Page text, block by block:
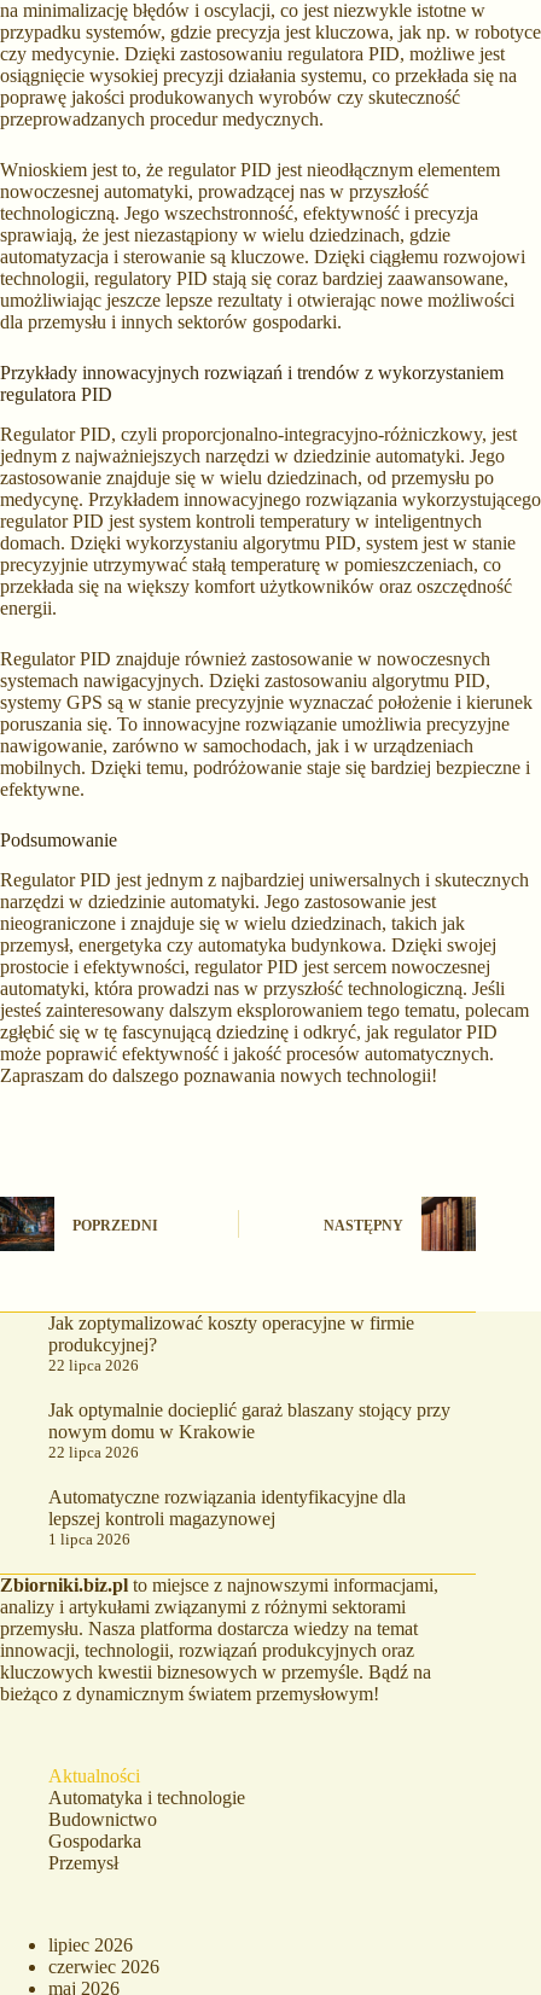
na minimalizację błędów i oscylacji, co jest niezwykle istotne w
przypadku systemów, gdzie precyzja jest kluczowa, jak np. w robotyce
czy medycynie. Dzięki zastosowaniu regulatora PID, możliwe jest
osiągnięcie wysokiej precyzji działania systemu, co przekłada się na
poprawę jakości produkowanych wyrobów czy skuteczność
przeprowadzanych procedur medycznych.
Wnioskiem jest to, że regulator PID jest nieodłącznym elementem
nowoczesnej automatyki, prowadzącej nas w przyszłość
technologiczną. Jego wszechstronność, efektywność i precyzja
sprawiają, że jest niezastąpiony w wielu dziedzinach, gdzie
automatyzacja i sterowanie są kluczowe. Dzięki ciągłemu rozwojowi
technologii, regulatory PID stają się coraz bardziej zaawansowane,
umożliwiając jeszcze lepsze rezultaty i otwierając nowe możliwości
dla przemysłu i innych sektorów gospodarki.
Przykłady innowacyjnych rozwiązań i trendów z wykorzystaniem
regulatora PID
Regulator PID, czyli proporcjonalno-integracyjno-różniczkowy, jest
jednym z najważniejszych narzędzi w dziedzinie automatyki. Jego
zastosowanie znajduje się w wielu dziedzinach, od przemysłu po
medycynę. Przykładem innowacyjnego rozwiązania wykorzystującego
regulator PID jest system kontroli temperatury w inteligentnych
domach. Dzięki wykorzystaniu algorytmu PID, system jest w stanie
precyzyjnie utrzymywać stałą temperaturę w pomieszczeniach, co
przekłada się na większy komfort użytkowników oraz oszczędność
energii.
Regulator PID znajduje również zastosowanie w nowoczesnych
systemach nawigacyjnych. Dzięki zastosowaniu algorytmu PID,
systemy GPS są w stanie precyzyjnie wyznaczać położenie i kierunek
poruszania się. To innowacyjne rozwiązanie umożliwia precyzyjne
nawigowanie, zarówno w samochodach, jak i w urządzeniach
mobilnych. Dzięki temu, podróżowanie staje się bardziej bezpieczne i
efektywne.
Podsumowanie
Regulator PID jest jednym z najbardziej uniwersalnych i skutecznych
narzędzi w dziedzinie automatyki. Jego zastosowanie jest
nieograniczone i znajduje się w wielu dziedzinach, takich jak
przemysł, energetyka czy automatyka budynkowa. Dzięki swojej
prostocie i efektywności, regulator PID jest sercem nowoczesnej
automatyki, która prowadzi nas w przyszłość technologiczną. Jeśli
jesteś zainteresowany dalszym eksplorowaniem tego tematu, polecam
zgłębić się w tę fascynującą dziedzinę i odkryć, jak regulator PID
może poprawić efektywność i jakość procesów automatycznych.
Zapraszam do dalszego poznawania nowych technologii!
POPRZEDNI NASTĘPNY
Jak zoptymalizować koszty operacyjne w firmie
produkcyjnej?
22 lipca 2026
Jak optymalnie docieplić garaż blaszany stojący przy
nowym domu w Krakowie
22 lipca 2026
Automatyczne rozwiązania identyfikacyjne dla
lepszej kontroli magazynowej
1 lipca 2026
Zbiorniki.biz.pl to miejsce z najnowszymi informacjami,
analizy i artykułami związanymi z różnymi sektorami
przemysłu. Nasza platforma dostarcza wiedzy na temat
innowacji, technologii, rozwiązań produkcyjnych oraz
kluczowych kwestii biznesowych w przemyśle. Bądź na
bieżąco z dynamicznym światem przemysłowym!
Aktualności
Automatyka i technologie
Budownictwo
Gospodarka
Przemysł
lipiec 2026
czerwiec 2026
maj 2026